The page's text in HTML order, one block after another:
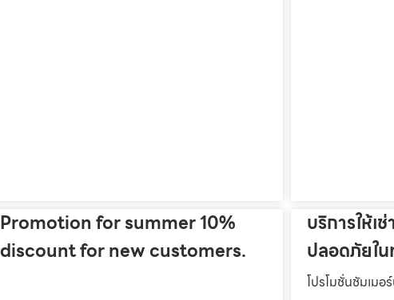
Promotion for summer 10%
discount for new customers.
บริการให้เ
ปลอดภัยใ
โปรโมชั่นชัมเมอ